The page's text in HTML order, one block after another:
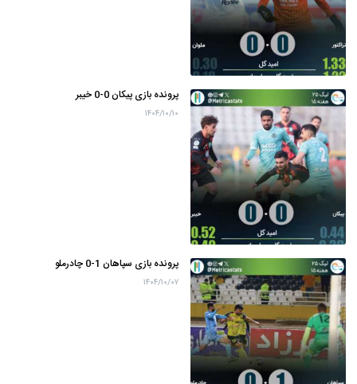
پرونده بازی پیکان 0-0 خیبر
۱۴۰۴/۱۰/۱۰
پرونده بازی سپاهان 1-0 چادرملو
۱۴۰۴/۱۰/۰۷